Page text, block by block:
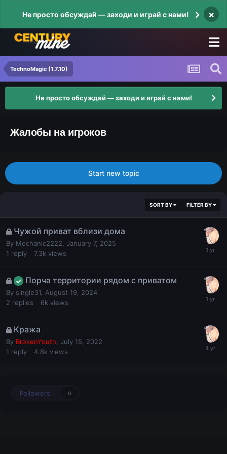
Не просто обсуждай — заходи и играй с нами! ×
TechnoMagic (1.7.10)
Не просто обсуждай — заходи и играй с нами!
Жалобы на игроков
Start new topic
SORT BY FILTER BY
Чужой приват вблизи дома
By Mechanic2222 January 7, 2025
1 reply 7.3k views
Порча территории рядом с приватом
By single31 August 19, 2024
2 replies 6k views
Кража
By BrokenYouth July 15, 2022
1 reply 4.8k views
Followers 0